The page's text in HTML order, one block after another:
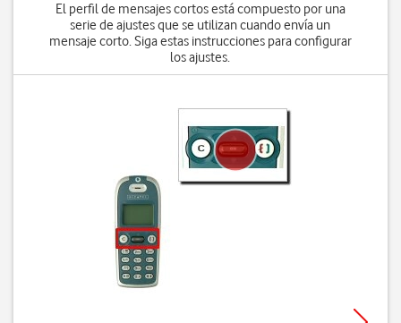
El perfil de mensajes cortos está compuesto por una
serie de ajustes que se utilizan cuando envía un
mensaje corto. Siga estas instrucciones para configurar
los ajustes.